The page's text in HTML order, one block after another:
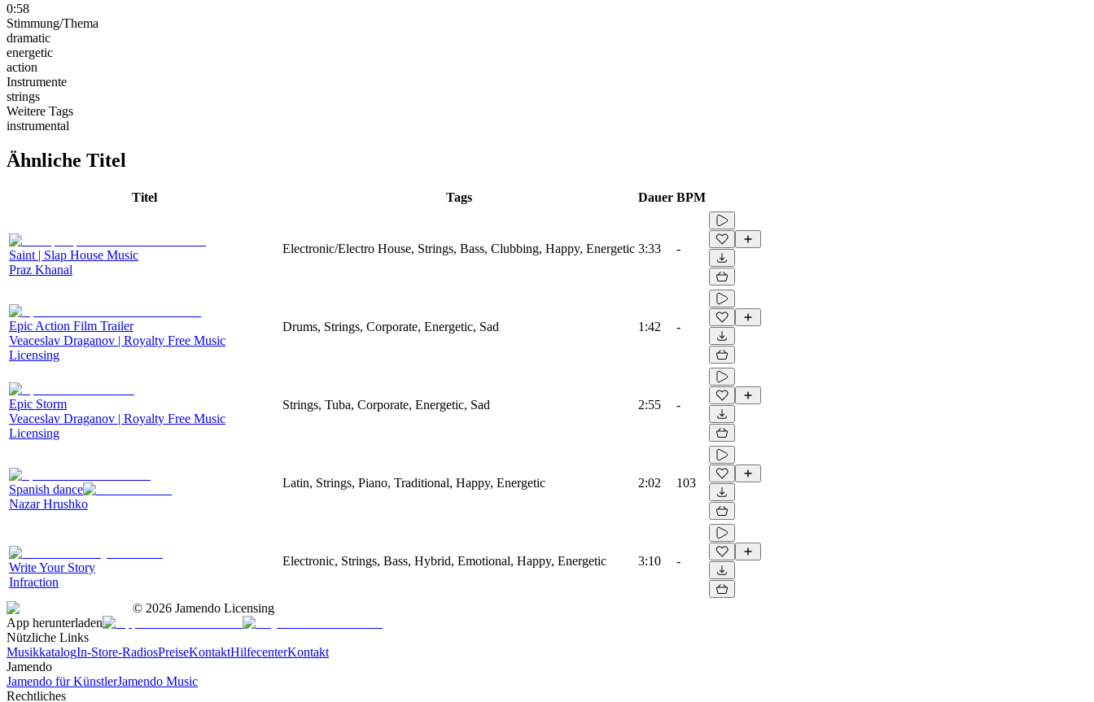
0:58
Stimmung/Thema
dramatic
energetic
action
Instrumente
strings
Weitere Tags
instrumental
Ähnliche Titel
Titel Tags Dauer BPM
Saint | Slap House Music
Praz Khanal
Electronic/Electro House, Strings, Bass, Clubbing, Happy, Energetic 3:33 -
Epic Action Film Trailer
Veaceslav Draganov | Royalty Free Music
Licensing
Drums, Strings, Corporate, Energetic, Sad 1:42 -
Epic Storm
Veaceslav Draganov | Royalty Free Music
Licensing
Strings, Tuba, Corporate, Energetic, Sad 2:55 -
Spanish dance
Nazar Hrushko
Latin, Strings, Piano, Traditional, Happy, Energetic 2:02 103
Write Your Story
Infraction
Electronic, Strings, Bass, Hybrid, Emotional, Happy, Energetic 3:10 -
© 2026 Jamendo Licensing
App herunterladen
Nützliche Links
MusikkatalogIn-Store-RadiosPreiseKontaktHilfecenterKontakt
Jamendo
Jamendo für KünstlerJamendo Music
Rechtliches